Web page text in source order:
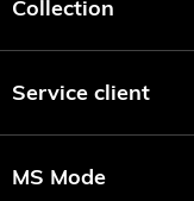
plus allongé. Notre
Collection
Service client
MS Mode